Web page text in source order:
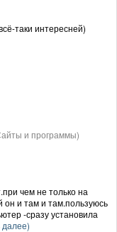
таки интересней)
и программы)
чем не только на
и там и там.пользуюсь
-сразу установила
далее)